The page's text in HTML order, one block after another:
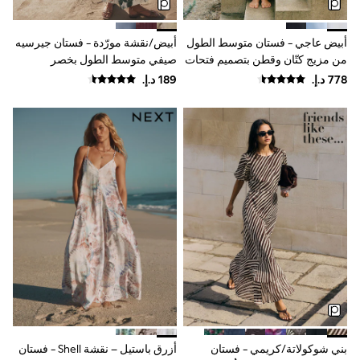
Mint Velvet
Monsoon
River Island
SCHOOWEAR
All Boys Schoolwear
Shoes
Shorts
Shirts
Polo Shirts
Sweatshirts & Jumpers
Coats & Jackets
Underwear
Socks
Multipacks
All Boys Sport & Swimwear
Trainers & Pumps
Swimwear
Tops
Shorts
Joggers
adidas
Nike
أبيض عاجي - فستان متوسط الطول
من مزيج كتّان وقطن بتصميم فتحات
Hazel من Reiss
أبيض/نقشة مورّدة - فستان جيرسيه
صيفي متوسط الطول بخصر
كشكشة
بني شوكولاتة/كريمي - فستان
أزرق باستيل – نقشة Shell - فستان